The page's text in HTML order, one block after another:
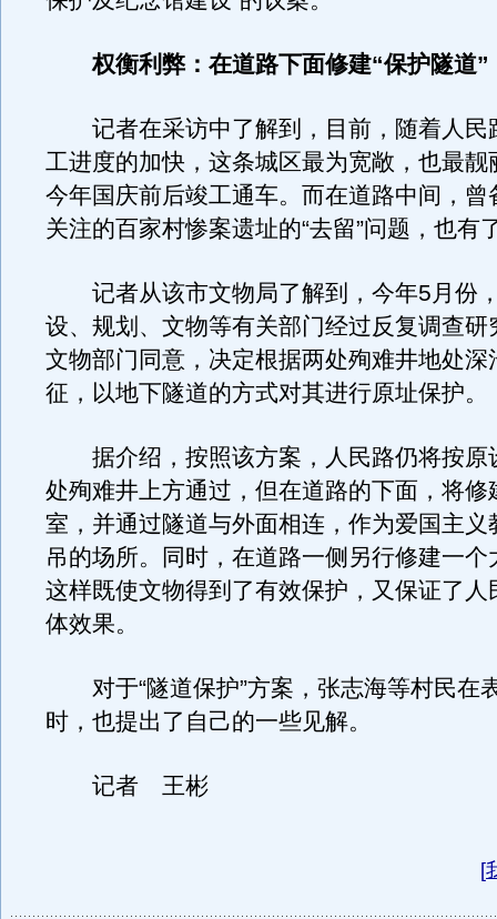
权衡利弊：在道路下面修建“保护隧道”
记者在采访中了解到，目前，随着人民
工进度的加快，这条城区最为宽敞，也最靓
今年国庆前后竣工通车。而在道路中间，曾
关注的百家村惨案遗址的“去留”问题，也有
记者从该市文物局了解到，今年5月份
设、规划、文物等有关部门经过反复调查研
文物部门同意，决定根据两处殉难井地处深
征，以地下隧道的方式对其进行原址保护。
据介绍，按照该方案，人民路仍将按原
处殉难井上方通过，但在道路的下面，将修
室，并通过隧道与外面相连，作为爱国主义
吊的场所。同时，在道路一侧另行修建一个
这样既使文物得到了有效保护，又保证了人
体效果。
对于“隧道保护”方案，张志海等村民在
时，也提出了自己的一些见解。
记者 王彬
[